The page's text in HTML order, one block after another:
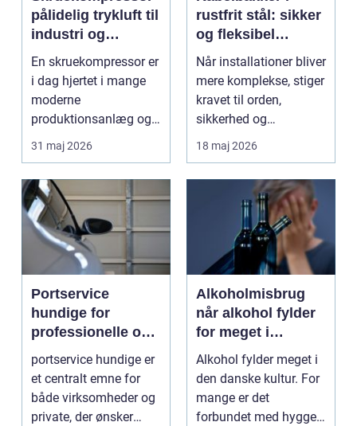
pålidelig trykluft til
industri og
værksted
En skruekompressor er
i dag hjertet i mange
moderne
produktionsanlæg og
autoværksteder. Når
trykluft...
31 maj 2026
rustfrit stål: sikker
og fleksibel
kabelføring
Når installationer bliver
mere komplekse, stiger
kravet til orden,
sikkerhed og
fleksibilitet i kabe...
18 maj 2026
Portservice
hundige for
professionelle og
private kunder
portservice hundige er
et centralt emne for
både virksomheder og
private, der ønsker
Alkoholmisbrug
når alkohol fylder
for meget i
hverdagen
Alkohol fylder meget i
den danske kultur. For
mange er det
forbundet med hygge,